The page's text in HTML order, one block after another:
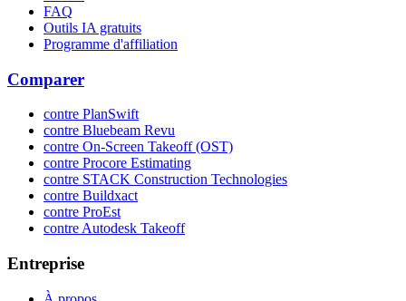
FAQ
Outils IA gratuits
Programme d'affiliation
Comparer
contre PlanSwift
contre Bluebeam Revu
contre On-Screen Takeoff (OST)
contre Procore Estimating
contre STACK Construction Technologies
contre Buildxact
contre ProEst
contre Autodesk Takeoff
Entreprise